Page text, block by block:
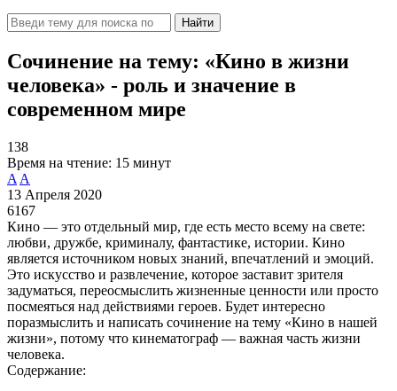
Найти
Сочинение на тему: «Кино в жизни
человека» - роль и значение в
современном мире
138
Время на чтение: 15 минут
A A
13 Апреля 2020
6167
Кино — это отдельный мир, где есть место всему на свете:
любви, дружбе, криминалу, фантастике, истории. Кино
является источником новых знаний, впечатлений и эмоций.
Это искусство и развлечение, которое заставит зрителя
задуматься, переосмыслить жизненные ценности или просто
посмеяться над действиями героев. Будет интересно
поразмыслить и написать сочинение на тему «Кино в нашей
жизни», потому что кинематограф — важная часть жизни
человека.
Содержание: